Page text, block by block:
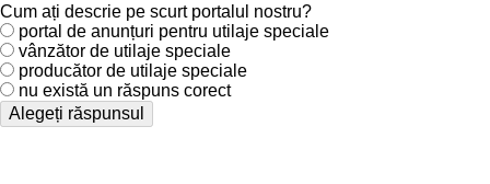
Cum ați descrie pe scurt portalul nostru?
portal de anunțuri pentru utilaje speciale
vânzător de utilaje speciale
producător de utilaje speciale
nu există un răspuns corect
Alegeți răspunsul